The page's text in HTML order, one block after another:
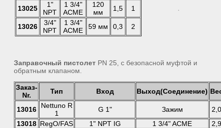
13025
1"
NPT
1 3/4"
ACME
120
мм
1,5 1
13026
3/4"
NPT
1 3/4"
ACME
59 мм 0,3 2
Заправочный пистолет PN 25, с безопасной муфтой и
обратным клапаном.
Заказ-
Nr.
Тип Вход Выход(Соединение)
13016
Nettuno R
1
G 1" Зажим
2,0
13018 RegO/FAS 1" NPT IG 1 3/4" ACME
2,9